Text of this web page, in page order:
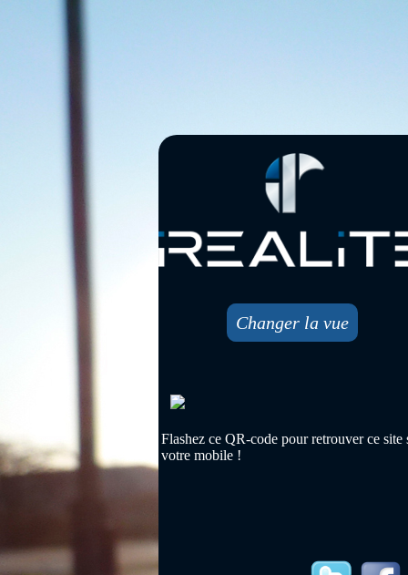
Changer la vue
Flashez ce QR-code pour retrouver ce site
votre mobile !